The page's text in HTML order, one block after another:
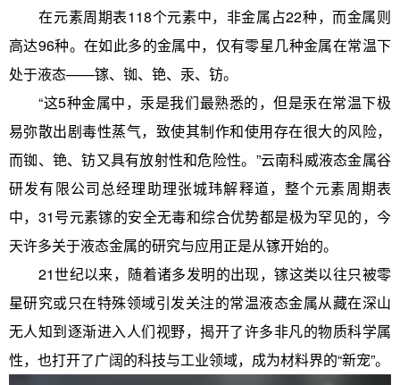
在元素周期表118个元素中，非金属占22种，而金属则
高达96种。在如此多的金属中，仅有零星几种金属在常温下
处于液态——镓、铷、铯、汞、钫。
“这5种金属中，汞是我们最熟悉的，但是汞在常温下极
易弥散出剧毒性蒸气，致使其制作和使用存在很大的风险，
而铷、铯、钫又具有放射性和危险性。”云南科威液态金属谷
研发有限公司总经理助理张城玮解释道，整个元素周期表
中，31号元素镓的安全无毒和综合优势都是极为罕见的，今
天许多关于液态金属的研究与应用正是从镓开始的。
21世纪以来，随着诸多发明的出现，镓这类以往只被零
星研究或只在特殊领域引发关注的常温液态金属从藏在深山
无人知到逐渐进入人们视野，揭开了许多非凡的物质科学属
性，也打开了广阔的科技与工业领域，成为材料界的“新宠”。